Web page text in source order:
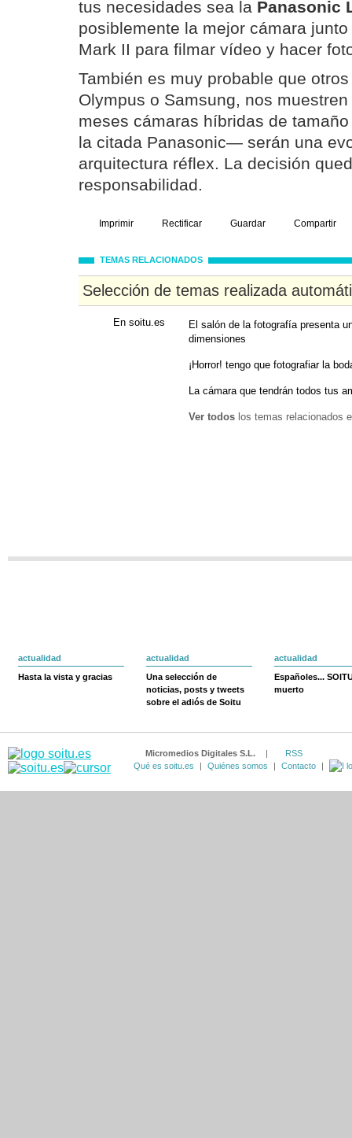
tus necesidades sea la Panasonic
posiblemente la mejor cámara
Mark II para filmar vídeo y hacer
También es muy probable que
Olympus o Samsung, nos
meses cámaras híbridas de
la citada Panasonic— serán una
arquitectura réflex. La decisión
responsabilidad.
Imprimir Rectificar Guardar Compartir
TEMAS RELACIONADOS
Selección de temas realizada
En soitu.es
El salón de la fotografía presenta
dimensiones
¡Horror! tengo que fotografiar la
La cámara que tendrán todos tus
Ver todos los temas relacionados
actualidad
Hasta la vista y gracias
actualidad
Una selección de
noticias, posts y tweets
sobre el adiós de Soitu
actualidad
Españoles...
muerto
Micromedios Digitales S.L. |
RSS
Qué es soitu.es
| Quiénes somos | Contacto |